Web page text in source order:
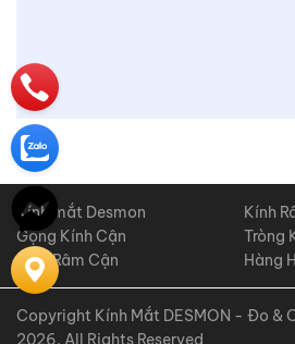
Kính mắt Desmon
Kính
Gọng Kính Cận
Tròng
Kính Râm Cận
Hàng
Copyright Kính Mắt DESMON - Đo &
2026. All Rights Reserved